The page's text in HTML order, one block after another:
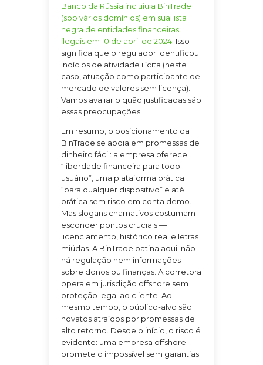
Banco da Rússia incluiu a BinTrade
(sob vários domínios) em sua lista
negra de entidades financeiras
ilegais em 10 de abril de 2024 . Isso
significa que o regulador identificou
indícios de atividade ilícita (neste
caso, atuação como participante de
mercado de valores sem licença).
Vamos avaliar o quão justificadas são
essas preocupações.
Em resumo, o posicionamento da
BinTrade se apoia em promessas de
dinheiro fácil: a empresa oferece
“liberdade financeira para todo
usuário”, uma plataforma prática
“para qualquer dispositivo” e até
prática sem risco em conta demo.
Mas slogans chamativos costumam
esconder pontos cruciais —
licenciamento, histórico real e letras
miúdas. A BinTrade patina aqui: não
há regulação nem informações
sobre donos ou finanças. A corretora
opera em jurisdição offshore sem
proteção legal ao cliente. Ao
mesmo tempo, o público-alvo são
novatos atraídos por promessas de
alto retorno. Desde o início, o risco é
evidente: uma empresa offshore
promete o impossível sem garantias.